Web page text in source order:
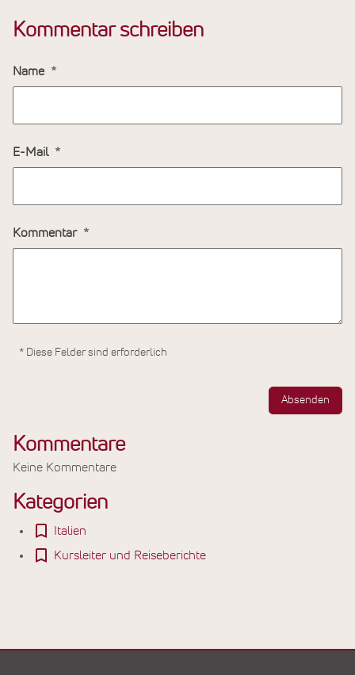
Kommentar schreiben
Name
E-Mail
Kommentar
* Diese Felder sind erforderlich
Absenden
Kommentare
Keine Kommentare
Kategorien
Italien
Kursleiter und Reiseberichte